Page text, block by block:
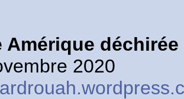
Amérique déchirée
2020